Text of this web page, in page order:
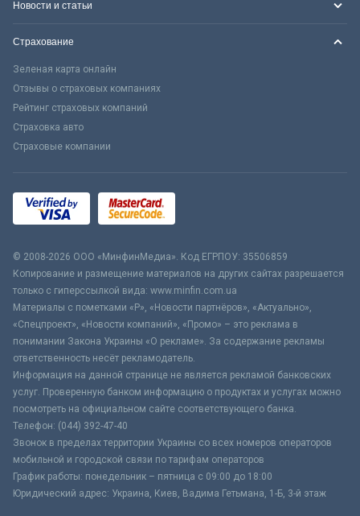
Новости и статьи
Страхование
Зеленая карта онлайн
Отзывы о страховых компаниях
Рейтинг страховых компаний
Страховка авто
Страховые компании
© 2008-2026 ООО «МинфинМедиа». Код ЕГРПОУ: 35506859
Копирование и размещение материалов на других сайтах разрешается
только с гиперссылкой вида: www.minfin.com.ua
Материалы с пометками «Р», «Новости партнёров», «Актуально»,
«Спецпроект», «Новости компаний», «Промо» – это реклама в
понимании Закона Украины «О рекламе». За содержание рекламы
ответственность несёт рекламодатель.
Информация на данной странице не является рекламой банковских
услуг. Проверенную банком информацию о продуктах и услугах можно
посмотреть на официальном сайте соответствующего банка.
Телефон: (044) 392-47-40
Звонок в пределах территории Украины со всех номеров операторов
мобильной и городской связи по тарифам операторов
График работы: понедельник – пятница с 09:00 до 18:00
Юридический адрес: Украина, Киев, Вадима Гетьмана, 1-Б, 3-й этаж